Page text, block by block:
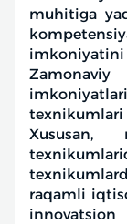
muhitiga
imkoniyatini
Xususan,
raqamli